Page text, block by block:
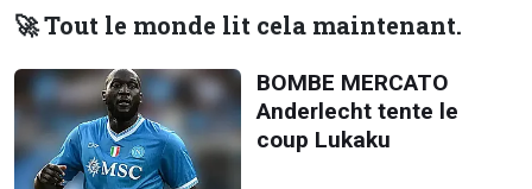
🚀 Tout le monde lit cela maintenant.
BOMBE MERCATO
Anderlecht tente le
coup Lukaku